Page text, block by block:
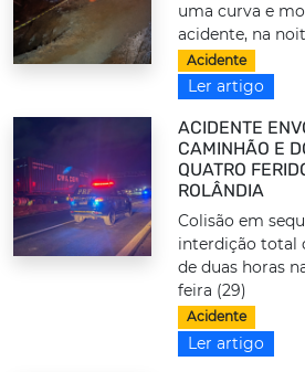
uma curva e
acidente, na
Acidente
Ler artigo
ACIDENTE
CAMINHÃO E
QUATRO
ROLÂNDIA
Colisão em
interdição total
de duas horas
feira (29)
Acidente
Ler artigo